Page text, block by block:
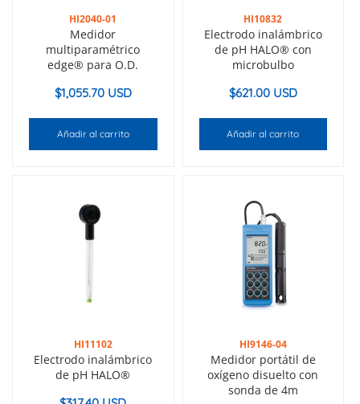
HI2040-01
Medidor
multiparamétrico
edge® para O.D.
$1,055.70 USD
Añadir al carrito
HI10832
Electrodo inalámbrico
de pH HALO® con
microbulbo
$621.00 USD
Añadir al carrito
HI11102
Electrodo inalámbrico
de pH HALO®
HI9146-04
Medidor portátil de
oxígeno disuelto con
sonda de 4m